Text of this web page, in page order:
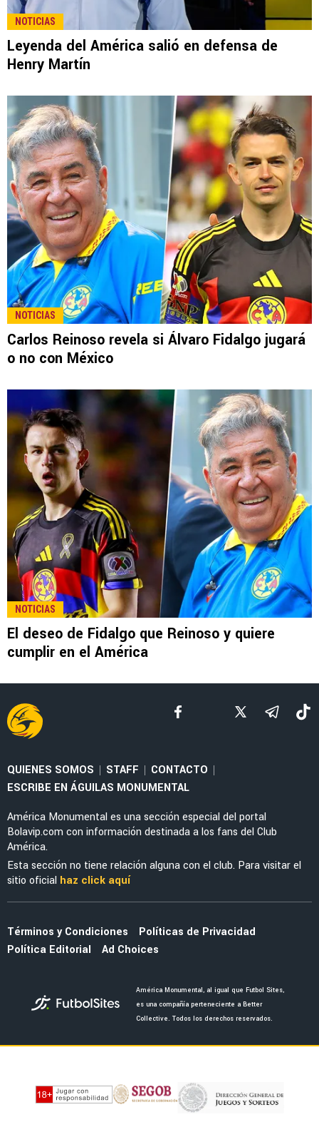
LEE TAMBIÉN
NOTICIAS
Conoce al Maestro: ¡Meet & Greet exclusivo
con Carlos Reinoso en la nueva Ame Shop!